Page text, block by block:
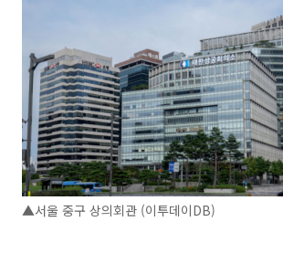
▲서울 중구 상의회관 (이투데이DB)